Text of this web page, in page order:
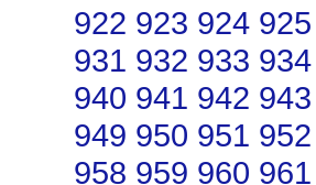
922 923 924 925
931 932 933 934
940 941 942 943
949 950 951 952
958 959 960 961